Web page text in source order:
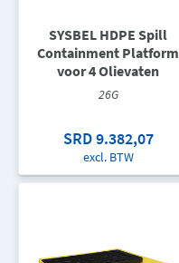
SYSBEL HDPE Spill
Containment Platform
voor 4 Olievaten
26G
SRD 9.382,07
excl. BTW